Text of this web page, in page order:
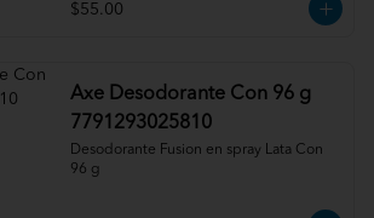
$55.00
Axe Desodorante Con 96 g
7791293025810
Desodorante Fusion en spray Lata Con
96 g